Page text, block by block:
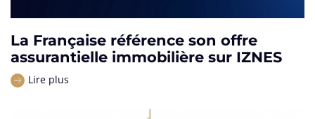
La Française référence son offre
assurantielle immobilière sur IZNES
Lire plus